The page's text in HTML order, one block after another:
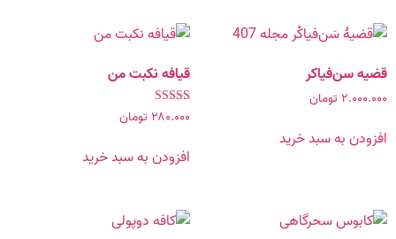
قضیه سن‌فیاکر
۲.۰۰۰.۰۰۰ تومان
افزودن به سبد خرید
قیافه نکبت من
نمره
۲۸۰.۰۰۰ تومان
افزودن به سبد خرید